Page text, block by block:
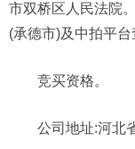
市双桥区人民法院
(承德市)及中拍平
竞买资格。
公司地址:河北